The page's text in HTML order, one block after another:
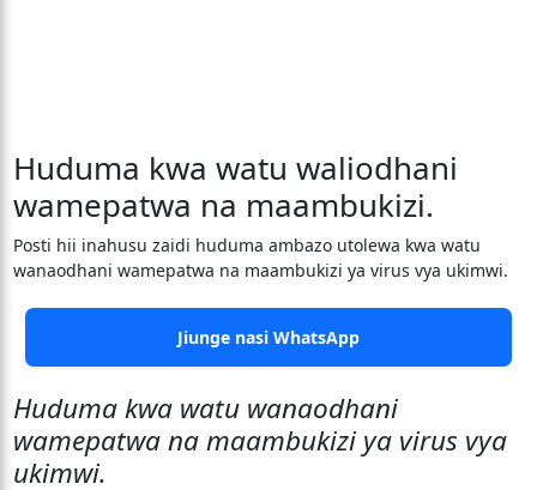
Huduma kwa watu waliodhani
wamepatwa na maambukizi.
Posti hii inahusu zaidi huduma ambazo utolewa kwa watu
wanaodhani wamepatwa na maambukizi ya virus vya ukimwi.
Jiunge nasi WhatsApp
Huduma kwa watu wanaodhani
wamepatwa na maambukizi ya virus vya
ukimwi.